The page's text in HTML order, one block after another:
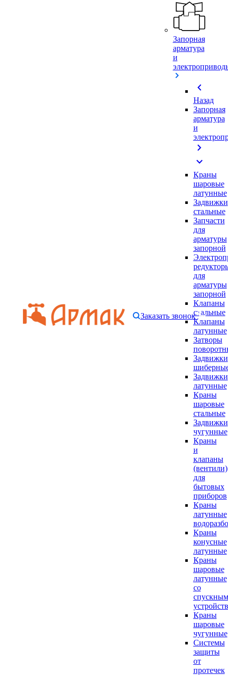
Запорная
арматура
и
chevron_left
Назад
Запорная
арматура
и
chevron_right
expand_more
Краны
шаровые
латунные
Задвижки
стальные
Запчасти
для
арматуры
запорной
для
арматуры
запорной
Клапаны
стальные
Клапаны
латунные
Затворы
Задвижки
Задвижки
латунные
Краны
шаровые
стальные
Задвижки
чугунные
Краны
и
клапаны
(вентили)
для
бытовых
приборов
Краны
латунные
Краны
конусные
латунные
Краны
шаровые
латунные
со
спускным
Краны
шаровые
чугунные
Системы
защиты
от
протечек
Заказать звонок